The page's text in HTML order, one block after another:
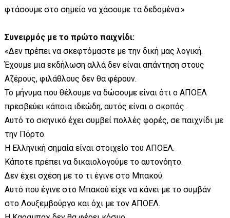
φτάσουμε στο σημείο να χάσουμε τα δεδομένα.»
Συνειρμός με το πρώτο παιχνίδι:
«Δεν πρέπει να σκεφτόμαστε με την δική μας λογική.
Έχουμε μια εκδήλωση αλλά δεν είναι απάντηση στους
Αζέρους, φιλάθλους δεν θα φέρουν.
Το μήνυμα που θέλουμε να δώσουμε είναι ότι ο ΑΠΟΕΛ
πρεσβεύει κάποια ιδεώδη, αυτός είναι ο σκοπός.
Αυτό το σκηνικό έχει συμβεί πολλές φορές, σε παιχνίδι με
την Πόρτο.
Η Ελληνική σημαία είναι στοιχείο του ΑΠΟΕΛ.
Κάποτε πρέπει να δικαιολογούμε το αυτονόητο.
Δεν έχει σχέση με το τι έγινε στο Μπακού.
Αυτό που έγινε στο Μπακού είχε να κάνει με το συμβάν
στο Λουξεμβούργο και όχι με τον ΑΠΟΕΛ.